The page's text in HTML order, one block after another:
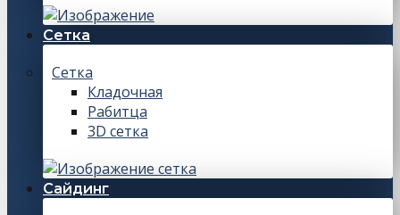
Сетка
Сетка
Кладочная
Рабитца
3D сетка
Сайдинг